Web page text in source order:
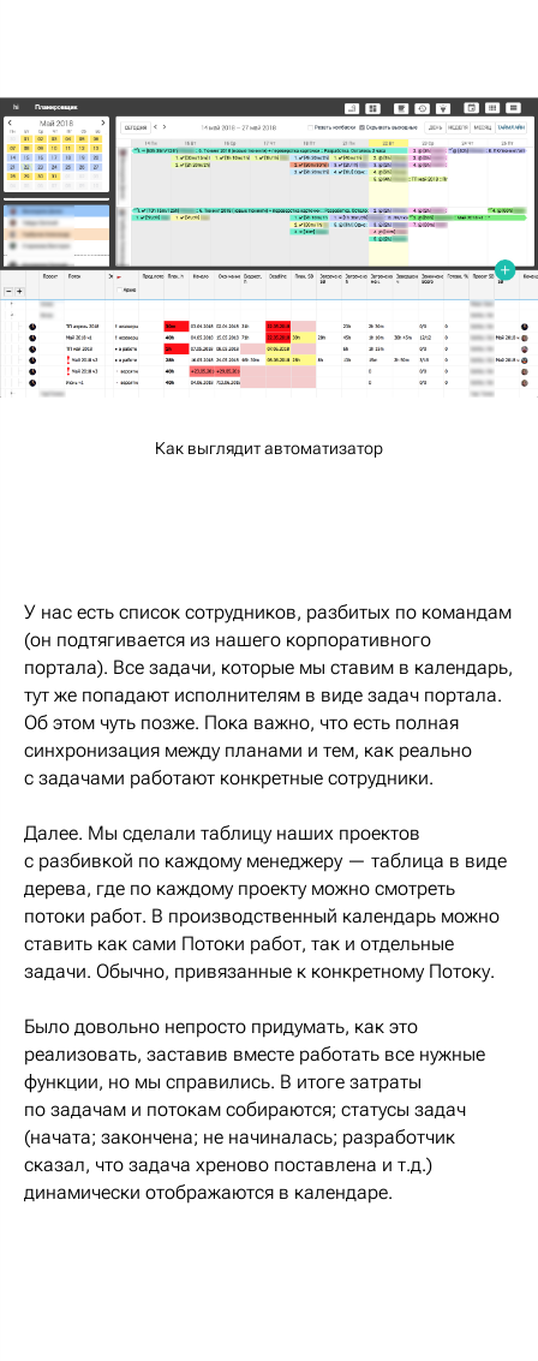
Как выглядит автоматизатор
У нас есть список сотрудников, разбитых по командам
(он подтягивается из нашего корпоративного
портала). Все задачи, которые мы ставим в календарь,
тут же попадают исполнителям в виде задач портала.
Об этом чуть позже. Пока важно, что есть полная
синхронизация между планами и тем, как реально
с задачами работают конкретные сотрудники.
Далее. Мы сделали таблицу наших проектов
с разбивкой по каждому менеджеру — таблица в виде
дерева, где по каждому проекту можно смотреть
потоки работ. В производственный календарь можно
ставить как сами Потоки работ, так и отдельные
задачи. Обычно, привязанные к конкретному Потоку.
Было довольно непросто придумать, как это
реализовать, заставив вместе работать все нужные
функции, но мы справились. В итоге затраты
по задачам и потокам собираются; статусы задач
(начата; закончена; не начиналась; разработчик
сказал, что задача хреново поставлена и т.д.)
динамически отображаются в календаре.